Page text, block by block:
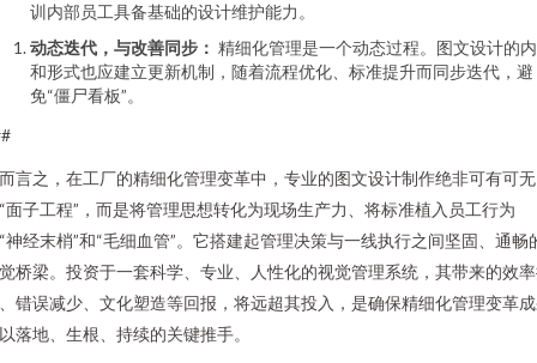
训内部员工具备基础的设计维护能力。
动态迭代，与改善同步： 精细化管理是一个动态过程。图文设计的
和形式也应建立更新机制，随着流程优化、标准提升而同步迭代，避
免“僵尸看板”。
言之，在工厂的精细化管理变革中，专业的图文设计制作绝非可有可无
面子工程”，而是将管理思想转化为现场生产力、将标准植入员工行为
神经末梢”和“毛细血管”。它搭建起管理决策与一线执行之间坚固、通畅
桥梁。投资于一套科学、专业、人性化的视觉管理系统，其带来的效
错误减少、文化塑造等回报，将远超其投入，是确保精细化管理变革
落地、生根、持续的关键推手。